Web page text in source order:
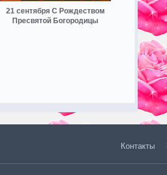
21 сентября С Рождеством
Пресвятой Богородицы
Контакты